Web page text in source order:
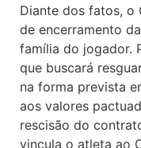
Diante dos fatos, o
de encerramento
família do jogador.
que buscará
na forma prevista
aos valores
rescisão do
vincula o atleta ao